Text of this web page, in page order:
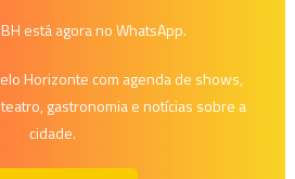
está agora no WhatsApp.
Horizonte com agenda de shows,
gastronomia e notícias sobre a
cidade.